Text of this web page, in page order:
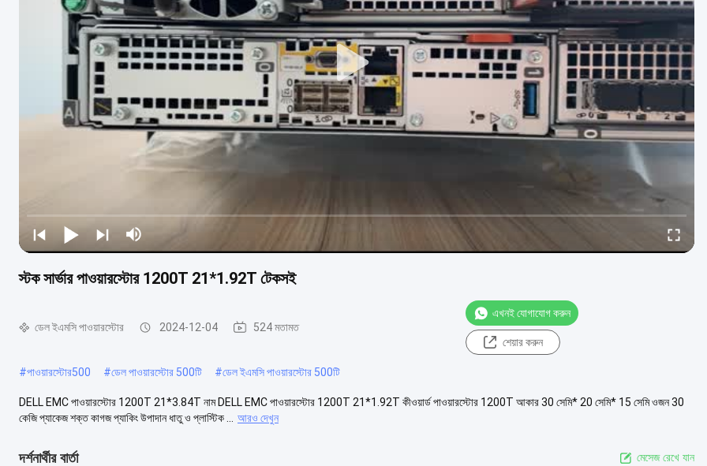
স্টক সার্ভার পাওয়ারস্টোর 1200T 21*1.92T টেকসই
ডেল ইএমসি পাওয়ারস্টোর 2024-12-04 524 মতামত
এখনই যোগাযোগ করুন
শেয়ার করুন
#পাওয়ারস্টোর500 #ডেল পাওয়ারস্টোর 500টি #ডেল ইএমসি পাওয়ারস্টোর 500টি
DELL EMC পাওয়ারস্টোর 1200T 21*3.84T নাম DELL EMC পাওয়ারস্টোর 1200T 21*1.92T কীওয়ার্ড পাওয়ারস্টোর 1200T আকার 30 সেমি* 20 সেমি* 15 সেমি ওজন 30
কেজি প্যাকেজ শক্ত কাগজ প্যাকিং উপাদান ধাতু ও প্লাস্টিক ...
আরও দেখুন
দর্শনার্থীর বার্তা মেসেজ রেখে যান